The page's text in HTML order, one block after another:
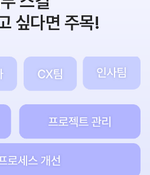
싶다면 주목!